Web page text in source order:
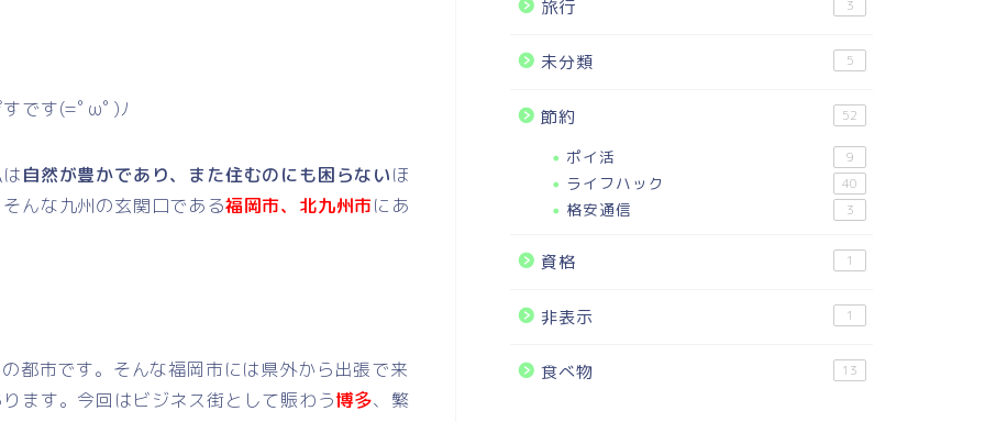
すです(=ﾟωﾟ)ﾉ
自然が豊かであり、また住むのにも困らないほ
んな九州の玄関口である福岡市、北九州市にあ
都市です。そんな福岡市には県外から出張で来
ます。今回はビジネス街として賑わう博多、繁
旅行 3
未分類 5
節約 52
ポイ活 9
ライフハック 40
格安通信 3
資格 1
非表示 1
食べ物 13